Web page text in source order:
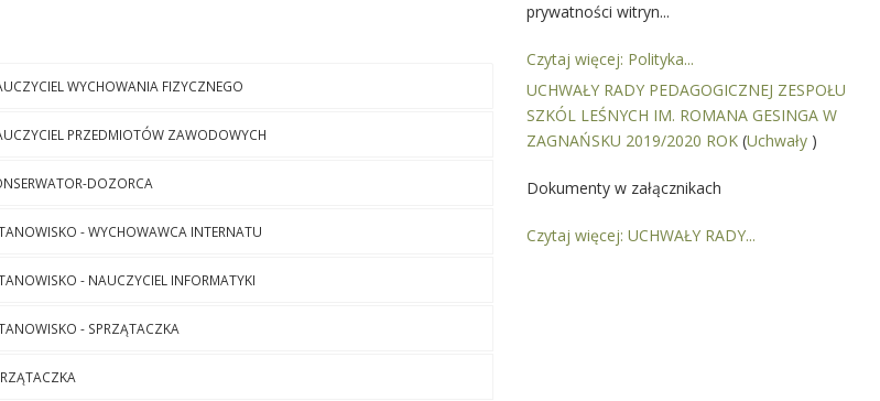
WYCHOWANIA FIZYCZNEGO
PRZEDMIOTÓW ZAWODOWYCH
DOZORCA
- WYCHOWAWCA INTERNATU
- NAUCZYCIEL INFORMATYKI
- SPRZĄTACZKA
prywatności witryn...
Czytaj więcej: Polityka...
UCHWAŁY RADY PEDAGOGICZNEJ ZESPOŁU
SZKÓL LEŚNYCH IM. ROMANA GESINGA W
ZAGNAŃSKU 2019/2020 ROK (Uchwały )
Dokumenty w załącznikach
Czytaj więcej: UCHWAŁY RADY...